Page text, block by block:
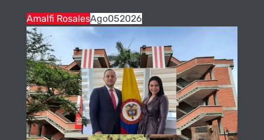
Amalfi RosalesAgo052026